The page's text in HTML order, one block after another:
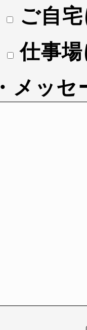
ご自
仕事
・メッ